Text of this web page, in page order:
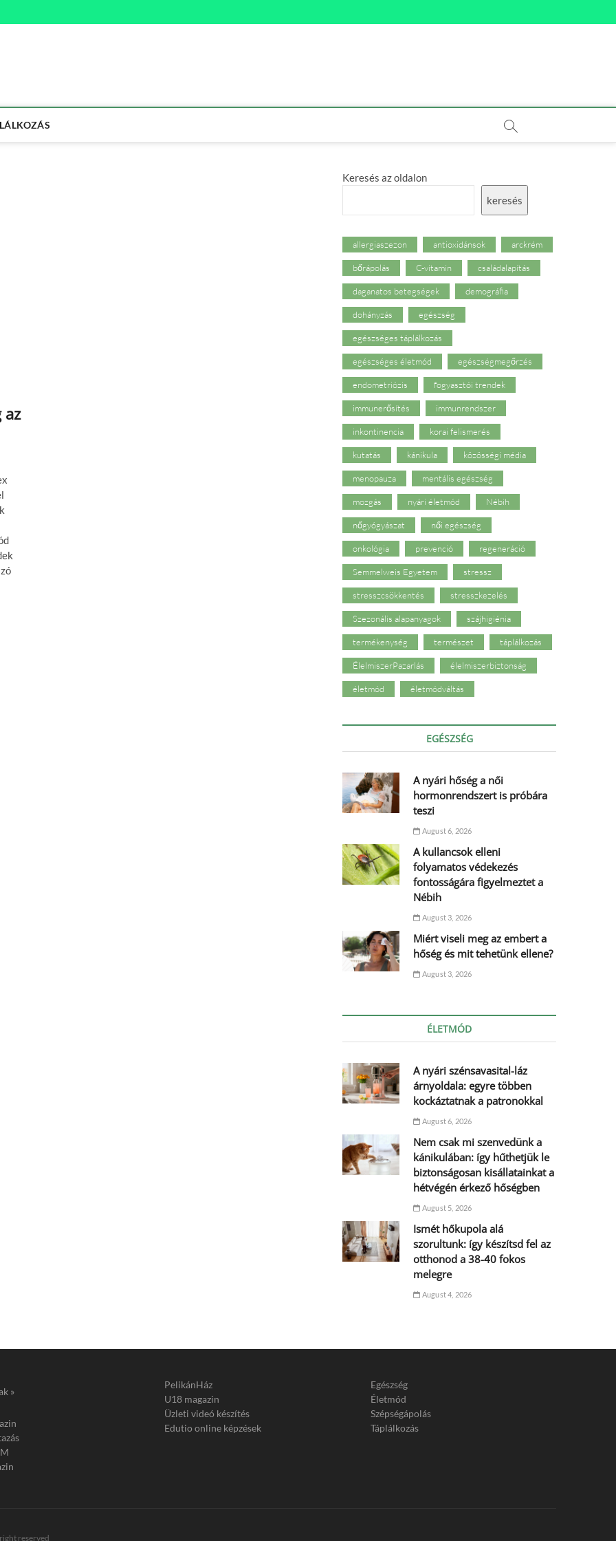
az
Keresés az oldalon
keresés
allergiaszezon antioxidánsok arckrém
bőrápolás C-vitamin családalapítás
daganatos betegségek demográfia
dohányzás egészség
egészséges táplálkozás
egészséges életmód egészségmegőrzés
endometriózis fogyasztói trendek
immunerősítés immunrendszer
inkontinencia korai felismerés
kutatás kánikula közösségi média
menopauza mentális egészség
mozgás nyári életmód Nébih
nőgyógyászat női egészség
onkológia prevenció regeneráció
Semmelweis Egyetem stressz
stresszcsökkentés stresszkezelés
Szezonális alapanyagok szájhigiénia
termékenység természet táplálkozás
ÉlelmiszerPazarlás élelmiszerbiztonság
életmód életmódváltás
EGÉSZSÉG
A nyári hőség a női
hormonrendszert is próbára
teszi
August 6, 2026
A kullancsok elleni
folyamatos védekezés
fontosságára figyelmeztet a
Nébih
August 3, 2026
Miért viseli meg az embert a
hőség és mit tehetünk ellene?
August 3, 2026
ÉLETMÓD
A nyári szénsavasital-láz
árnyoldala: egyre többen
kockáztatnak a patronokkal
August 6, 2026
Nem csak mi szenvedünk a
kánikulában: így hűthetjük le
biztonságosan kisállatainkat a
hétvégén érkező hőségben
August 5, 2026
Ismét hőkupola alá
szorultunk: így készítsd fel az
otthonod a 38-40 fokos
melegre
August 4, 2026
»
PelikánHáz
U18 magazin
Üzleti videó készítés
Edutio online képzések
Egészség
Életmód
Szépségápolás
Táplálkozás
reserved